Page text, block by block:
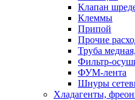
Клапан
Клеммы
Припой
Прочие
Труба
Фильтр-
ФУМ-лента
Шнуры
Хладагенты,